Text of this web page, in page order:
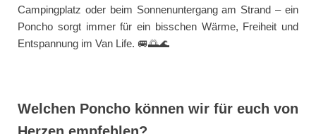
Campingplatz oder beim Sonnenuntergang am Strand – ein
Poncho sorgt immer für ein bisschen Wärme, Freiheit und
Entspannung im Van Life. 🚐🌅🌊
Welchen Poncho können wir für euch von